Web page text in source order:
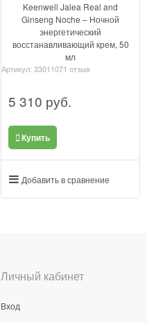
Keenwell Jalea Real and
Ginseng Noche – Ночной
энергетический
восстанавливающий крем, 50
мл
Артикул: 33011071 отзыв
5 310 руб.
Купить
Добавить в сравнение
Личный кабинет
Вход